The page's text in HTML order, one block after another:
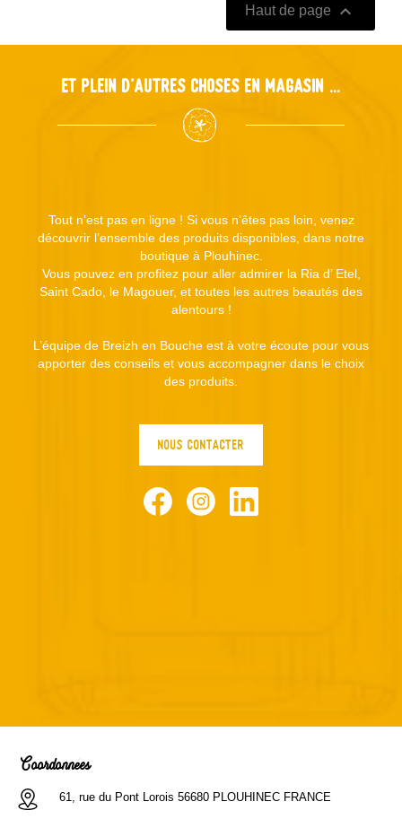
Ajouter à ma liste d'envies
add_circle_outline Créer une nouvelle liste
Créer une liste d'envies ×
((modalTitle)) ×
((cancelText)) ((modalDeleteText))
×
Vous devez être connecté pour ajouter des produits à
Annuler
Haut de page 
Et plein d'autres choses en magasin ...
Tout n’est pas en ligne ! Si vous n’êtes pas loin, venez
découvrir l’ensemble des produits disponibles, dans notre
boutique à Plouhinec.
Vous pouvez en profitez pour aller admirer la Ria d’ Etel,
Saint Cado, le Magouer, et toutes les autres beautés des
alentours !
L’équipe de Breizh en Bouche est à votre écoute pour vous
apporter des conseils et vous accompagner dans le choix
des produits.
NOUS CONTACTER
FacebookInstagram
Coordonnées
61, rue du Pont Lorois 56680 PLOUHINEC FRANCE